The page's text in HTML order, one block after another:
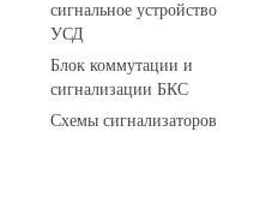
сигнальное устройство
УСД
Блок коммутации и
сигнализации БКС
Схемы сигнализаторов